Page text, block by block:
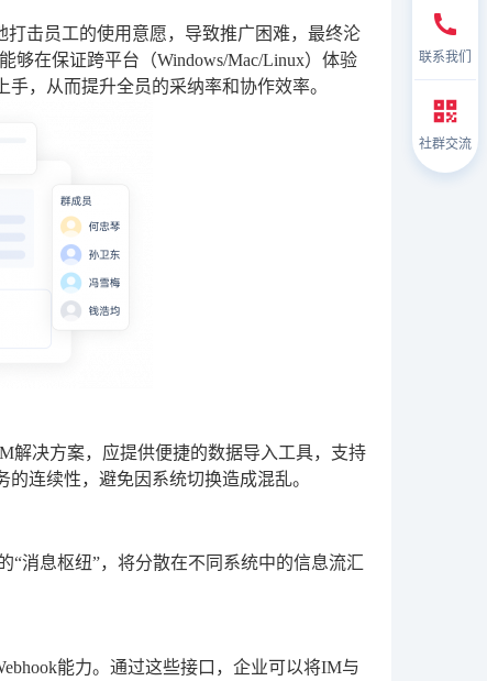
击员工的使用意愿，导致推广困难，最终沦
够在保证跨平台（Windows/Mac/Linux）体验
，从而提升全员的采纳率和协作效率。
解决方案，应提供便捷的数据导入工具，支持
连续性，避免因系统切换造成混乱。
消息枢纽”，将分散在不同系统中的信息流汇
能力。通过这些接口，企业可以将IM与
联系我们
社群交流